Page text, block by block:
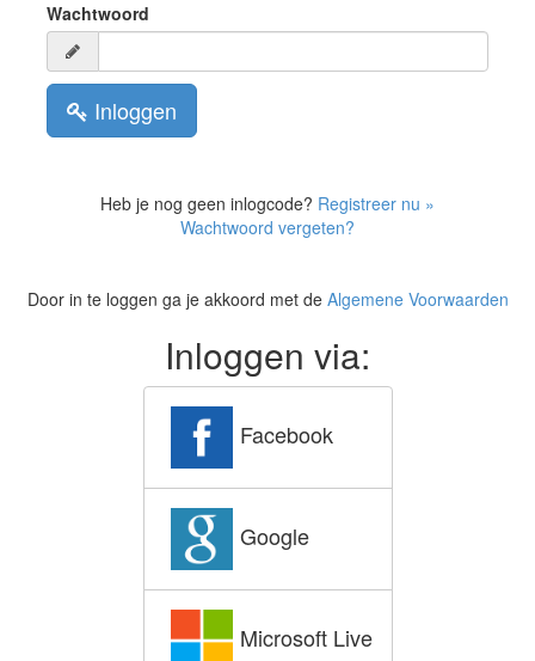
Wachtwoord
Inloggen
Heb je nog geen inlogcode? Registreer nu »
Wachtwoord vergeten?
Door in te loggen ga je akkoord met de Algemene Voorwaarden
Inloggen via:
Facebook
Google
Microsoft Live